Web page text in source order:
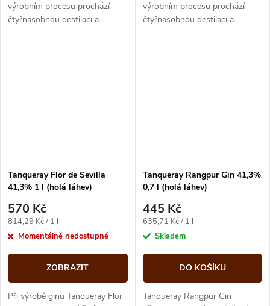
výrobním procesu prochází
čtyřnásobnou destilací a
získává tak charakteristickou
výrobním procesu prochází
čtyřnásobnou destilací a
získává tak charakteristickou
Tanqueray Flor de Sevilla
41,3% 1 l (holá láhev)
570 Kč
Měrná
cena:
814,29 Kč / 1 l
Momentálně nedostupné
ZOBRAZIT
Při výrobě ginu Tanqueray Flor
Tanqueray Rangpur Gin 41,3%
0,7 l (holá láhev)
445 Kč
Měrná
cena:
635,71 Kč / 1 l
Skladem
DO KOŠÍKU
Tanqueray Rangpur Gin